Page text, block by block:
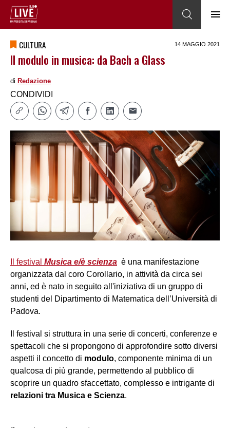
CULTURA 14 MAGGIO 2021
Il modulo in musica: da Bach a Glass
di Redazione
CONDIVIDI
Il festival Musica e/è scienza è una manifestazione
organizzata dal coro Corollario, in attività da circa sei
anni, ed è nato in seguito all'iniziativa di un gruppo di
studenti del Dipartimento di Matematica dell’Università di
Padova.
Il festival si struttura in una serie di concerti, conferenze e
spettacoli che si propongono di approfondire sotto diversi
aspetti il concetto di modulo, componente minima di un
qualcosa di più grande, permettendo al pubblico di
scoprire un quadro sfaccettato, complesso e intrigante di
relazioni tra Musica e Scienza.